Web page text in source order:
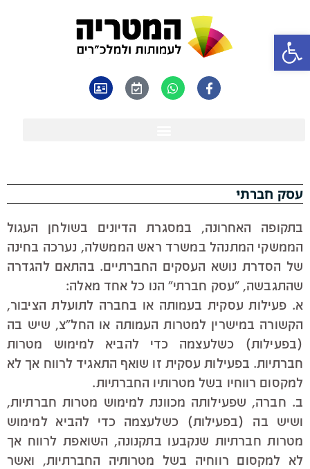
פתח סרגל נגישות
עסק חברתי
בתקופה האחרונה, במסגרת הדיונים בשולחן העגול
הממשקי המתנהל במשרד ראש הממשלה, נערכה בחינה
של הסדרת נושא העסקים החברתיים. בהתאם להגדרה
שהתגבשה, "עסק חברתי" הנו כל אחד מאלה:
א. פעילות עסקית בעמותה או בחברה לתועלת הציבור,
הקשורה במישרין למטרות העמותה או החל"צ, שיש בה
(בפעילות) כשלעצמה כדי להביא למימוש מטרות
חברתיות. בפעילות עסקית זו שואף התאגיד לרווח אך לא
למקסום רווחיו בשל מטרותיו החברתיות.
ב. חברה, שפעילותה מכוונת למימוש מטרות חברתיות,
ושיש בה (בפעילות) כשלעצמה כדי להביא למימוש
מטרות חברתיות שנקבעו בתקנונה, השואפת לרווח אך
לא למקסום רווחיה בשל מטרותיה החברתיות, ואשר